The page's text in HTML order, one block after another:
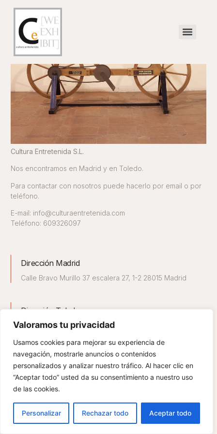
Valoramos tu privacidad
Usamos cookies para mejorar su experiencia de
navegación, mostrarle anuncios o contenidos
personalizados y analizar nuestro tráfico. Al hacer clic en
“Aceptar todo” usted da su consentimiento a nuestro uso
de las cookies.
Personalizar Rechazar todo Aceptar todo
para cualquier duda o
consulta, contacte con
nosotros
Cultura Entretenida S.L.
Nos encontramos en Madrid y en Toledo.
Para contactar con nosotros puede hacerlo por email o por
teléfono.
E-mail: info@culturaentretenida.com
Teléfono: 609326097
Dirección Madrid
Calle Bravo Murillo 37 escalera 27, 1-2 28015 Madrid
Dirección Toledo
Calle Alfonso XII 24 bis. 45002 Toledo
© 2023 Cultura Entretenida S.L.